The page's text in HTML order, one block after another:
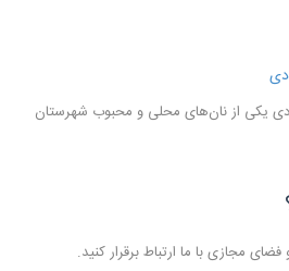
یکی از نان‌های محلی و محبوب شهرستان
مجازی با ما ارتباط برقرار کنید.